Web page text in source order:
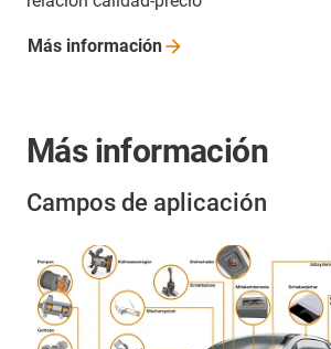
Más información
Más información
Campos de aplicación